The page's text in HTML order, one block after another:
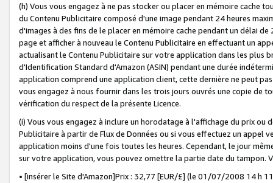
(h) Vous vous engagez à ne pas stocker ou placer en mémoire cache
du Contenu Publicitaire composé d'une image pendant 24 heures
d'images à des fins de le placer en mémoire cache pendant un délai
page et afficher à nouveau le Contenu Publicitaire en effectuant un
actualisant le Contenu Publicitaire sur votre application dans les plus
d'Identification Standard d'Amazon (ASIN) pendant une durée
application comprend une application client, cette dernière ne peut
vous engagez à nous fournir dans les trois jours ouvrés une copie de
vérification du respect de la présente Licence.
(i) Vous vous engagez à inclure un horodatage à l'affichage du prix
Publicitaire à partir de Flux de Données ou si vous effectuez un appel
application moins d'une fois toutes les heures. Cependant, le jour
sur votre application, vous pouvez omettre la partie date du tampon.
• [insérer le Site d'Amazon]Prix : 32,77 [EUR/£] (le 01/07/2008 14 h